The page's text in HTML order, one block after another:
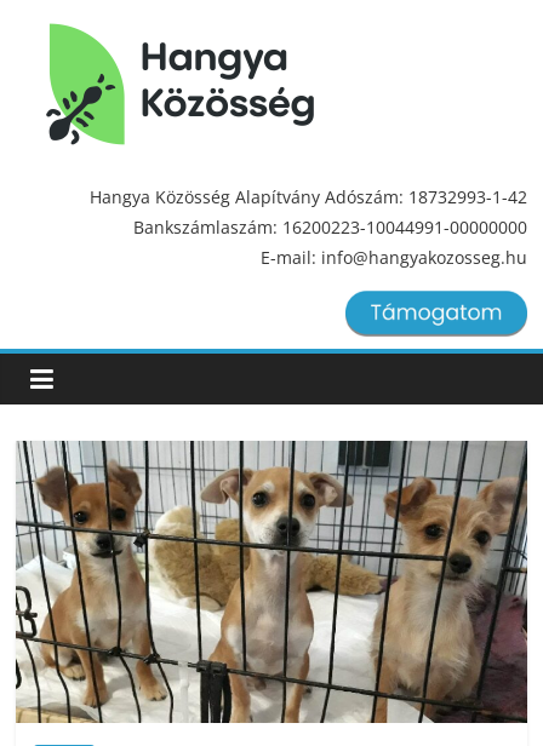
Hangya
Közösség
Hangya Közösség Alapítvány Adószám: 18732993-1-42
Bankszámlaszám: 16200223-10044991-00000000
E-mail: info@hangyakozosseg.hu